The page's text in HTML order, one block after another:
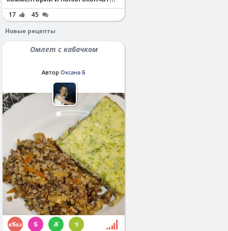
17
45
Новые рецепты
Омлет с кабачком
Автор Оксана Б